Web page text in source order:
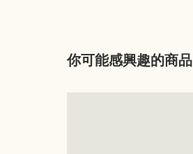
你可能感興趣的商品